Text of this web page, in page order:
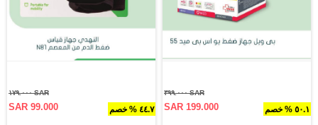
٥٠.١ % خصم
SAR ٣٩٩.٠٠٠
SAR 199.000 ٤٤.٧ % خصم
SAR ١٧٩.٠٠٠
SAR 99.000